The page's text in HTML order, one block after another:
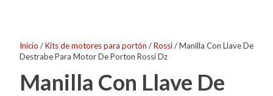
Inicio /Kits de motores para portón /Rossi/ Manilla Con Llave De
Destrabe Para Motor De Porton Rossi Dz
Manilla Con Llave De